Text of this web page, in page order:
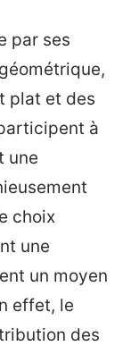
par ses
plat et des
à
une
choix
une
un moyen
effet, le
des